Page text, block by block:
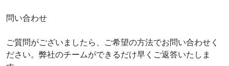
問い合わせ
ご質問がございましたら、ご希望の方法でお問い合わせく
ださい。弊社のチームができるだけ早くご返答いたしま